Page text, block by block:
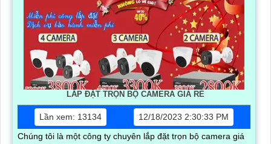
LẮP ĐẶT TRỌN BỘ CAMERA GIÁ RẺ
Lần xem: 13134
12/18/2023 2:30:33 PM
Chúng tôi là một công ty chuyên lắp đặt trọn bộ camera giá